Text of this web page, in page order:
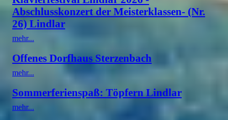
Abschlusskonzert der Meisterklassen- (Nr.
26) Lindlar
mehr...
Offenes Dorfhaus Sterzenbach
mehr...
Sommerferienspaß: Töpfern Lindlar
mehr...